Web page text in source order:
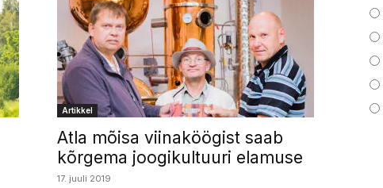
Artikkel
Atla mõisa viinaköögist saab
kõrgema joogikultuuri elamuse
17. juuli 2019